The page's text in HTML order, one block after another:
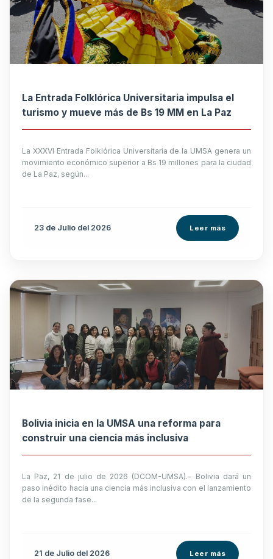
La Entrada Folklórica Universitaria impulsa el
turismo y mueve más de Bs 19 MM en La Paz
La XXXVI Entrada Folklórica Universitaria de la UMSA genera un
movimiento económico superior a Bs 19 millones para la ciudad
de La Paz, según...
23 de Julio del 2026 Leer más
Bolivia inicia en la UMSA una reforma para
construir una ciencia más inclusiva
La Paz, 21 de julio de 2026 (DCOM-UMSA).- Bolivia dará un
paso inédito hacia una ciencia más inclusiva con el lanzamiento
de la segunda fase...
21 de Julio del 2026 Leer más